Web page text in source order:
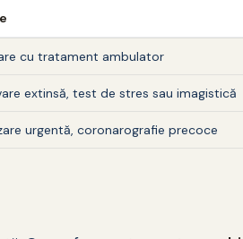
cu tratament ambulator
extinsă, test de stres sau imagistică
urgentă, coronarografie precoce